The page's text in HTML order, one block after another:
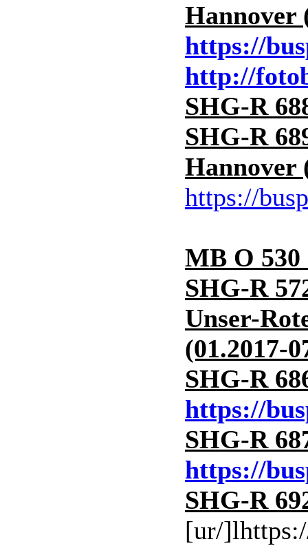
Hannover
https://
http://
SHG-R
SHG-R
Hannover
https://
MB O 530
SHG-R
Unser-
(01.2017-
SHG-R
https://
SHG-R
https://
SHG-R
[ur/